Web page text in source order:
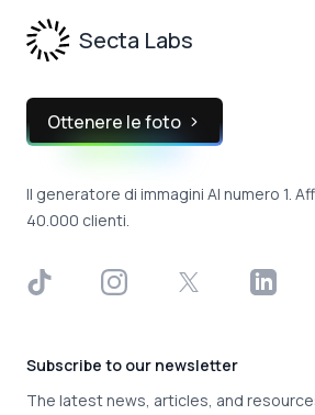
Secta Labs
Ottenere le foto
Il generatore di immagini AI numero 1.
40.000 clienti.
TikTok InstagramX LinkedIn
Subscribe to our newsletter
The latest news, articles, and